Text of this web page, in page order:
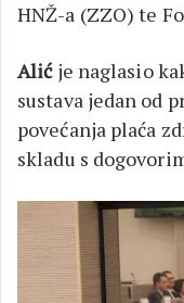
HNŽ-a (ZZO) te
Alićje naglasio
sustava jedan od
povećanja plaća
skladu s